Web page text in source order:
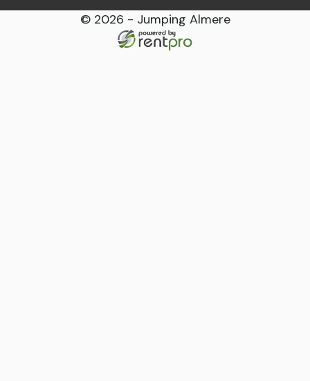
© 2026 - Jumping Almere